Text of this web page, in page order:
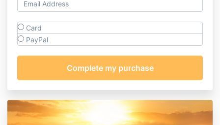
Card
PayPal